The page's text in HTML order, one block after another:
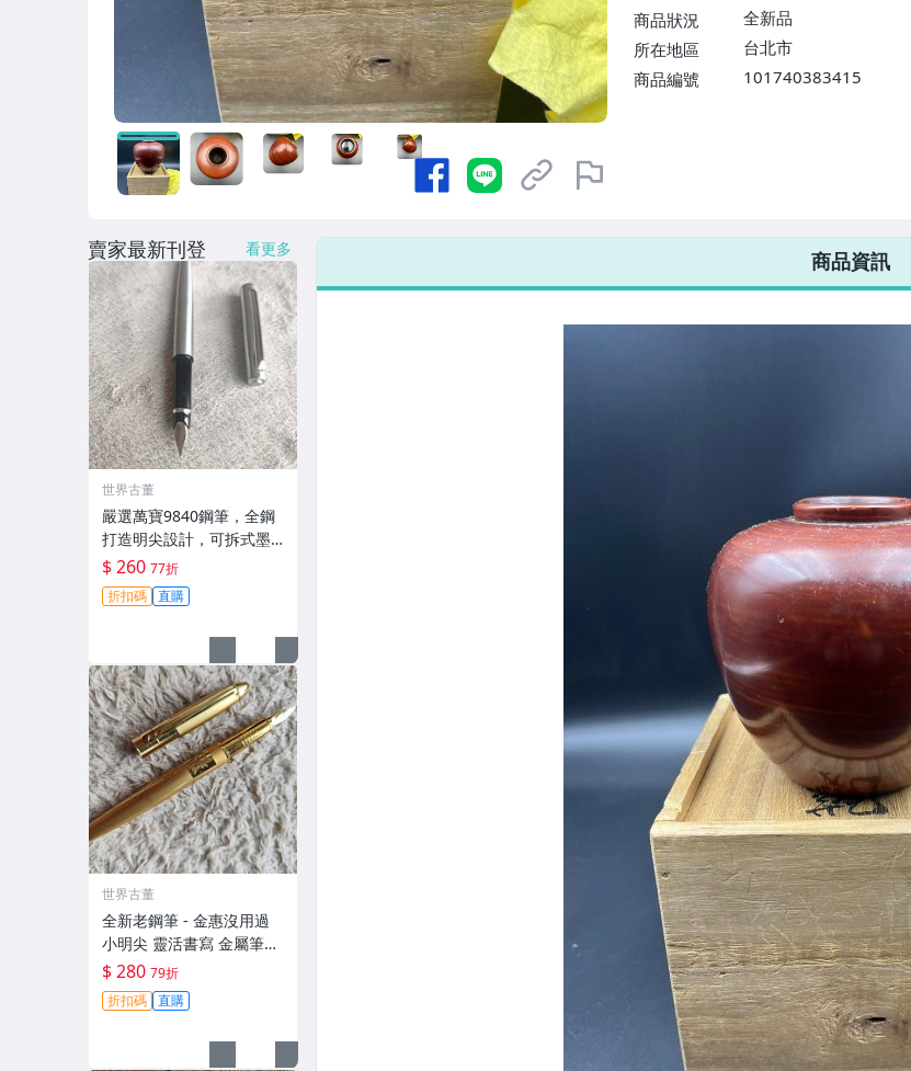
$1598免運費】
商品狀況
全新品
所在地區
台北市
商品編號
101740383415
商品資訊
賣家最新刊登 看更多
世界古董
嚴選萬寶9840鋼筆，全鋼
打造明尖設計，可拆式墨
囊簡便維護。日用推薦收
藏佳品，詳細請見圖片。
萬寶 鋼筆 雕花
$ 260 77折
折扣碼 直購
世界古董
全新老鋼筆 - 金惠沒用過
小明尖 靈活書寫 金屬筆身
氧化痕輕 小朋友收藏禮物
愛拼才會贏 筆身氧化痕跡
優質鋼筆
$ 280 79折
折扣碼 直購